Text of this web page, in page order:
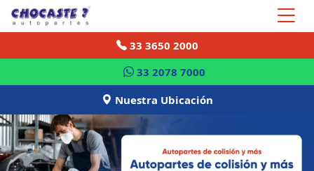
33 3650 2000
33 2078 7000
Nuestra Ubicación